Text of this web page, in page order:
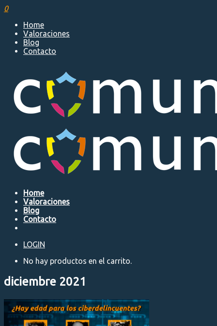
0
Home
Valoraciones
Blog
Contacto
Home
Valoraciones
Blog
Contacto
LOGIN
No hay productos en el carrito.
diciembre 2021